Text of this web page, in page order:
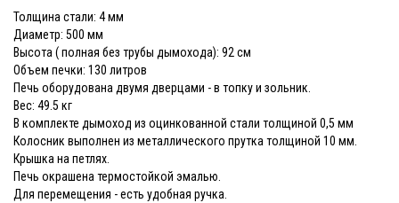
Толщина стали: 4 мм
Диаметр: 500 мм
Высота ( полная без трубы дымохода): 92 см
Объем печки: 130 литров
Печь оборудована двумя дверцами - в топку и зольник.
Вес: 49.5 кг
В комплекте дымоход из оцинкованной стали толщиной 0,5 мм
Колосник выполнен из металлического прутка толщиной 10 мм.
Крышка на петлях.
Печь окрашена термостойкой эмалью.
Для перемещения - есть удобная ручка.